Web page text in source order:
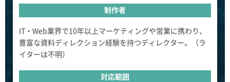
制作者
IT・Web業界で10年以上マーケティングや営業に携わり、
豊富な資料ディレクション経験を持つディレクター。（ラ
イターは不明）
対応範囲